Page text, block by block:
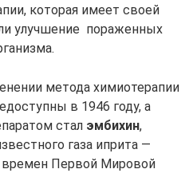
которая имеет своей
улучшение пораженных
метода химиотерапии
в 1946 году, а
стал эмбихин,
газа иприта —
Первой Мировой